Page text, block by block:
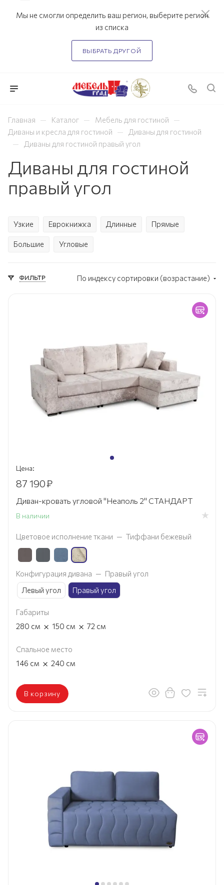
Мы не смогли определить ваш регион, выберите регион
из списка
ВЫБРАТЬ ДРУГОЙ
Главная — Каталог — Мебель для гостиной —
Диваны и кресла для гостиной — Диваны для гостиной
— Диваны для гостиной правый угол
Диваны для гостиной
правый угол
Узкие Еврокнижка Длинные Прямые
Большие Угловые
ФИЛЬТР По индексу сортировки (возрастание)
Цена:
87 190₽
Диван-кровать угловой "Неаполь 2" СТАНДАРТ
В наличии
Цветовое исполнение ткани — Тиффани бежевый
Конфигурация дивана — Правый угол
Левый угол
Правый угол
Габариты
280 см × 150 см × 72 см
Спальное место
146 см × 240 см
В корзину